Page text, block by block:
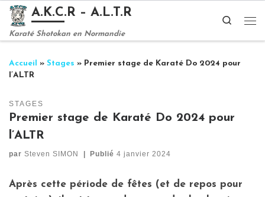
Passer au contenu
A.K.C.R – A.L.T.R
Karaté Shotokan en Normandie
Search
Accueil » Stages » Premier stage de Karaté Do 2024 pour
l’ALTR
STAGES
Premier stage de Karaté Do 2024 pour
l’ALTR
par Steven SIMON | Publié4 janvier 2024
Après cette période de fêtes (et de repos pour